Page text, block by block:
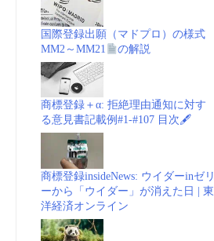
国際登録出願（マドプロ）の様式
MM2～MM21
の解説
商標登録＋α: 拒絶理由通知に対す
る意見書記載例#1-#107 目次🖋
商標登録insideNews: ウイダーinゼリ
ーから「ウイダー」が消えた日 | 東
洋経済オンライン